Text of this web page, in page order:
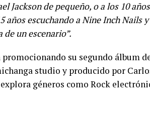
Jackson de pequeño, o a los 10 años
años escuchando a Nine Inch Nails
un escenario”.
su segundo álbum
studio y producido por
géneros como Rock